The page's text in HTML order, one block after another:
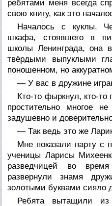
ребятами меня всегда
свою книгу, как это
Началось с куклы.
шкафа, стоявшего в
школы Ленинграда, она
твёрдыми выпуклыми
поношенном, но
— У вас в дружине
Кто-то фыркнул, кто-
простительно многое
задушевно и
— Так ведь это же
Мне показали парту с
ученицы Ларисы
разведчицей во
развернули знамя
золотыми буквами сияло
Ребята вытащили